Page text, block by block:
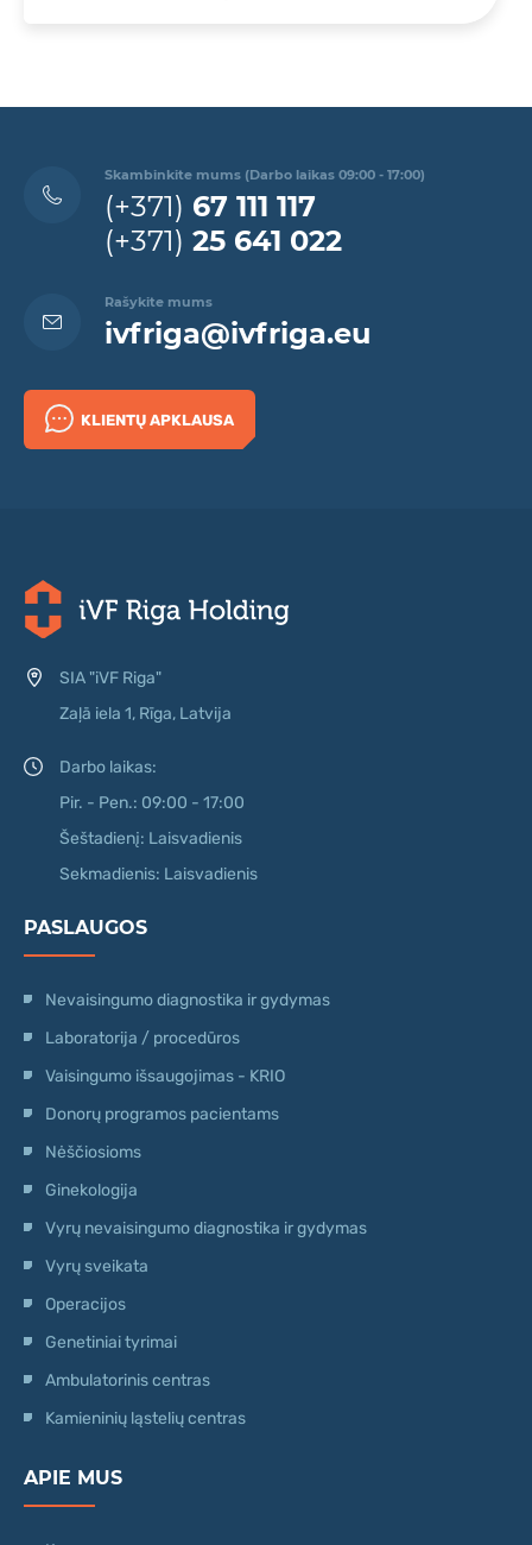
Skambinkite mums (Darbo laikas 09:00 - 17:00)
(+371) 67 111 117
(+371) 25 641 022
Rašykite mums
ivfriga@ivfriga.eu
KLIENTŲ APKLAUSA
SIA "iVF Riga"
Zaļā iela 1, Rīga, Latvija
Darbo laikas:
Pir. - Pen.: 09:00 - 17:00
Šeštadienį: Laisvadienis
Sekmadienis: Laisvadienis
PASLAUGOS
Nevaisingumo diagnostika ir gydymas
Laboratorija / procedūros
Vaisingumo išsaugojimas - KRIO
Donorų programos pacientams
Nėščiosioms
Ginekologija
Vyrų nevaisingumo diagnostika ir gydymas
Vyrų sveikata
Operacijos
Genetiniai tyrimai
Ambulatorinis centras
Kamieninių ląstelių centras
APIE MUS